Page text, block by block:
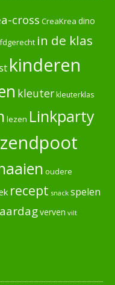
cross CreaKrea dino
in de klas
kinderen
kleuterkleuterklas
lezen Linkparty
oudere
recept snack spelen
verven vilt